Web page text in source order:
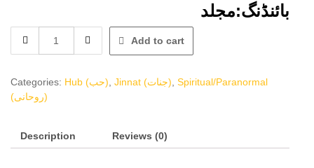
بائنڈنگ:مجلد
alhanood
alyahood
سحر
الہنود
quantity
Add to cart
Categories: Hub (حب) Jinnat (جنات) Spiritual/Paranormal
(روحانی)
Description Reviews (0)